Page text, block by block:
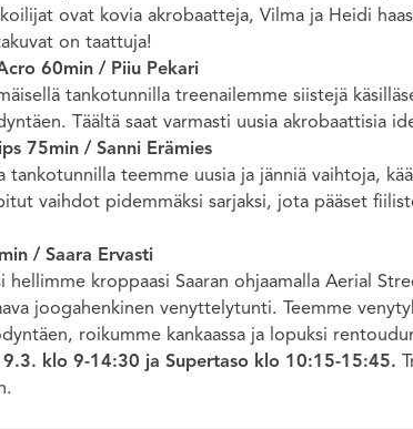
ovat kovia akrobaatteja, Vilma ja Heidi
on taattuja!
60min / Piiu Pekari
tankotunnilla treenailemme siistejä
Täältä saat varmasti uusia akrobaattisia
75min / Sanni Erämies
tankotunnilla teemme uusia ja jänniä vaihtoja,
vaihdot pidemmäksi sarjaksi, jota pääset
/ Saara Ervasti
hellimme kroppaasi Saaran ohjaamalla Aerial
joogahenkinen venyttelytunti. Teemme
roikumme kankaassa ja lopuksi
klo 9-14:30 ja Supertaso klo 10:15-15:45.